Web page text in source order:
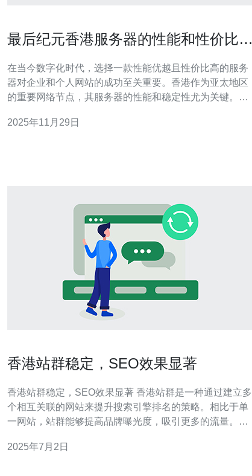
最后纪元香港服务器的性能和性价比分
在当今数字化时代，选择一款性能优越且性价比高的服务
器对企业和个人网站的成功至关重要。香港作为亚太地区
的重要网络节点，其服务器的性能和稳定性尤为关键。本
析，帮助您做出明智的选择。 首先，最后纪元香港服务器
2025年11月29日
香港站群稳定，SEO效果显著
香港站群稳定，SEO效果显著 香港站群是一种通过建立多
个相互关联的网站来提升搜索引擎排名的策略。相比于单
一网站，站群能够提高品牌曝光度，吸引更多的流量。香
搜索引擎惩罚，为SEO优化提供有力支持。 香港站群的
2025年7月2日